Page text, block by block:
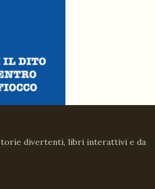
divertenti, libri interattivi e da